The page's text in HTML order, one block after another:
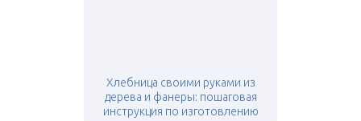
Хлебница своими руками из
дерева и фанеры: пошаговая
инструкция по изготовлению